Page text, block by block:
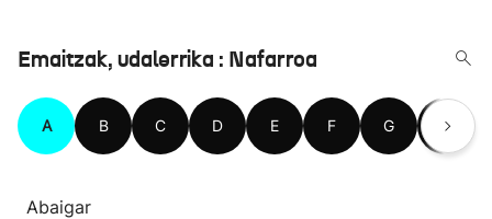
Emaitzak, udalerrika : Nafarroa
A B C D E F G H
Abaigar